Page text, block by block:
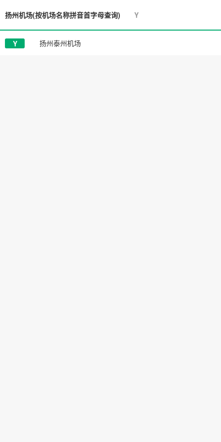
扬州机场(按机场名称拼音首字母查询) Y
Y 扬州泰州机场